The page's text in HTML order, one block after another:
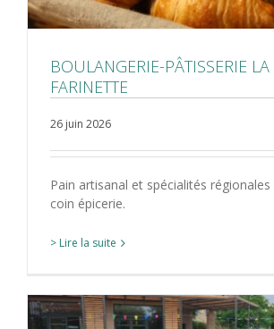
BOULANGERIE-PÂTISSERIE LA
FARINETTE
26 juin 2026
Pain artisanal et spécialités régionales
coin épicerie.
> Lire la suite